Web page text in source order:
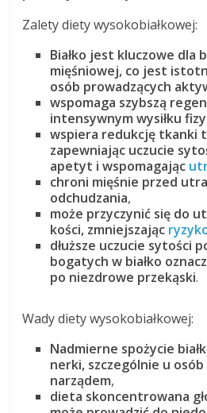
Zalety diety wysokobiałkowej:
Białko jest kluczowe dla
mięśniowej, co jest
osób prowadzących
wspomaga szybszą
intensywnym wysiłku
wspiera redukcję tkanki
zapewniając uczucie
apetyt i wspomagając
chroni mięśnie przed
odchudzania,
może przyczynić się do
kości, zmniejszając
dłuższe uczucie sytości
bogatych w białko
po niezdrowe przekąski.
Wady diety wysokobiałkowej:
Nadmierne spożycie
nerki, szczególnie u
narządem,
dieta skoncentrowana